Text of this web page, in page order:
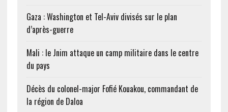
Gaza : Washington et Tel-Aviv divisés sur le plan
d’après-guerre
Mali : le Jnim attaque un camp militaire dans le centre
du pays
Décès du colonel-major Fofié Kouakou, commandant de
la région de Daloa